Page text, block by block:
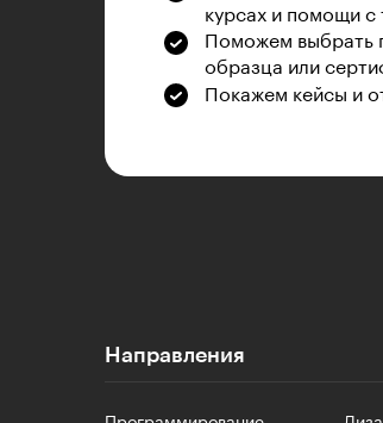
курсах и помощи с
Поможем выбрать
образца или
Покажем кейсы и
Направления